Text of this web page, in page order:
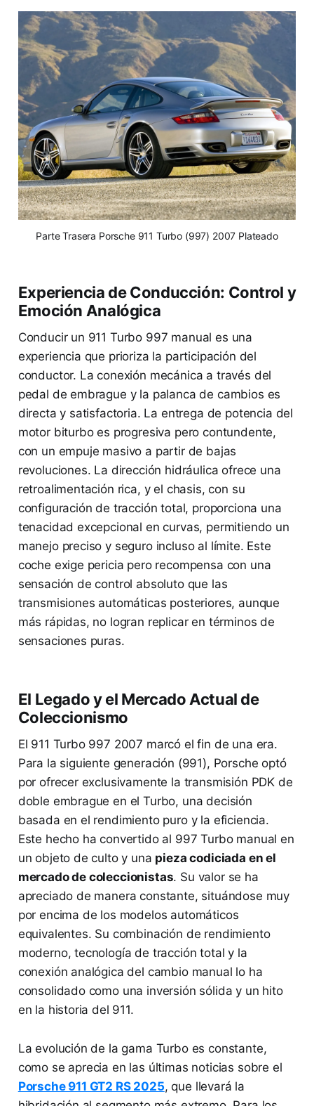
Parte Trasera Porsche 911 Turbo (997) 2007 Plateado
Experiencia de Conducción: Control y
Emoción Analógica
Conducir un 911 Turbo 997 manual es una
experiencia que prioriza la participación del
conductor. La conexión mecánica a través del
pedal de embrague y la palanca de cambios es
directa y satisfactoria. La entrega de potencia del
motor biturbo es progresiva pero contundente,
con un empuje masivo a partir de bajas
revoluciones. La dirección hidráulica ofrece una
retroalimentación rica, y el chasis, con su
configuración de tracción total, proporciona una
tenacidad excepcional en curvas, permitiendo un
manejo preciso y seguro incluso al límite. Este
coche exige pericia pero recompensa con una
sensación de control absoluto que las
transmisiones automáticas posteriores, aunque
más rápidas, no logran replicar en términos de
sensaciones puras.
El Legado y el Mercado Actual de
Coleccionismo
El 911 Turbo 997 2007 marcó el fin de una era.
Para la siguiente generación (991), Porsche optó
por ofrecer exclusivamente la transmisión PDK de
doble embrague en el Turbo, una decisión
basada en el rendimiento puro y la eficiencia.
Este hecho ha convertido al 997 Turbo manual en
un objeto de culto y una pieza codiciada en el
mercado de coleccionistas. Su valor se ha
apreciado de manera constante, situándose muy
por encima de los modelos automáticos
equivalentes. Su combinación de rendimiento
moderno, tecnología de tracción total y la
conexión analógica del cambio manual lo ha
consolidado como una inversión sólida y un hito
en la historia del 911.
La evolución de la gama Turbo es constante,
como se aprecia en las últimas noticias sobre el
Porsche 911 GT2 RS 2025, que llevará la